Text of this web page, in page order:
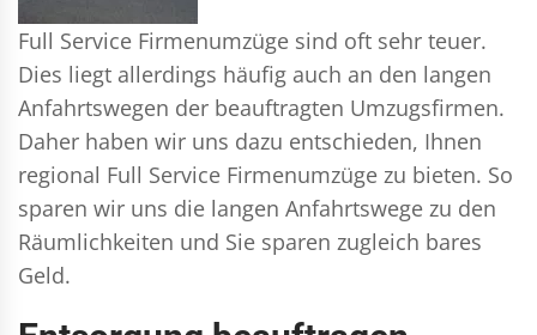
Full Service Firmenumzüge sind oft sehr teuer.
Dies liegt allerdings häufig auch an den langen
Anfahrtswegen der beauftragten Umzugsfirmen.
Daher haben wir uns dazu entschieden, Ihnen
regional Full Service Firmenumzüge zu bieten. So
sparen wir uns die langen Anfahrtswege zu den
Räumlichkeiten und Sie sparen zugleich bares
Geld.